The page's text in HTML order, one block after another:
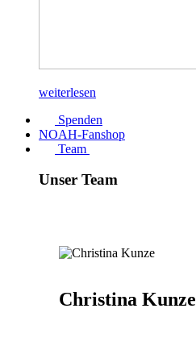
weiterlesen
Spenden
NOAH-Fanshop
Team
Unser Team
Christina Kunze